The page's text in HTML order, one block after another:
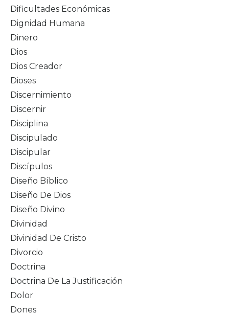
Dificultades Económicas
Dignidad Humana
Dinero
Dios
Dios Creador
Dioses
Discernimiento
Discernir
Disciplina
Discipulado
Discipular
Discípulos
Diseño Bíblico
Diseño De Dios
Diseño Divino
Divinidad
Divinidad De Cristo
Divorcio
Doctrina
Doctrina De La Justificación
Dolor
Dones